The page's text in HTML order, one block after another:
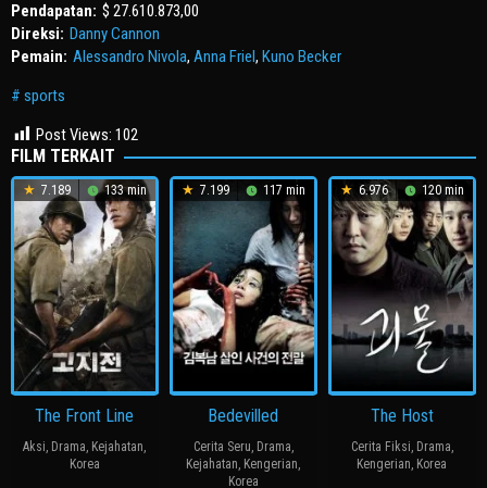
Pendapatan: $ 27.610.873,00
Direksi: Danny Cannon
Pemain: Alessandro Nivola, Anna Friel , Kuno Becker
sports
Post Views: 102
FILM TERKAIT
7.189 133 min
The Front Line
Aksi, Drama, Kejahatan,
Korea
7.199 117 min
Bedevilled
Cerita Seru, Drama,
Kejahatan, Kengerian,
Korea
6.976 120 min
The Host
Cerita Fiksi, Drama,
Kengerian, Korea